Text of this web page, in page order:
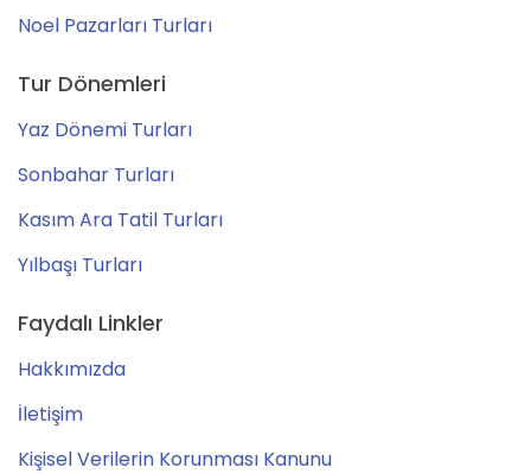
Noel Pazarları Turları
Tur Dönemleri
Yaz Dönemi Turları
Sonbahar Turları
Kasım Ara Tatil Turları
Yılbaşı Turları
Faydalı Linkler
Hakkımızda
İletişim
Kişisel Verilerin Korunması Kanunu